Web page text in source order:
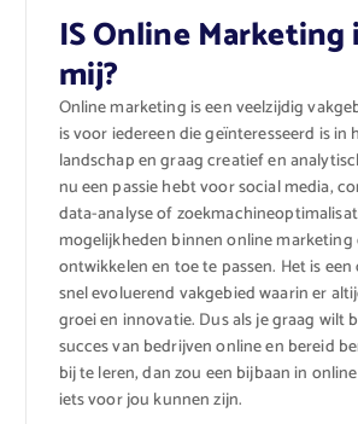
IS Online
mij?
Online marketing is een veelzijdig
is voor iedereen die geïnteresseerd is in
landschap en graag creatief en
nu een passie hebt voor social media,
data-analyse of
mogelijkheden binnen online
ontwikkelen en toe te passen. Het is
snel evoluerend vakgebied waarin er
groei en innovatie. Dus als je graag wilt
succes van bedrijven online en bereid
bij te leren, dan zou een bijbaan in
iets voor jou kunnen zijn.